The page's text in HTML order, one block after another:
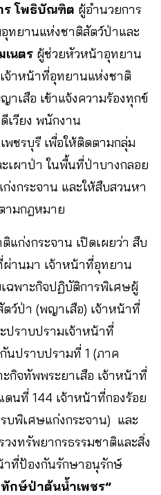
โพธิบัณฑิต ผู้อำนวยการ
ทยานแห่งชาติสัตว์ป่าและ
เนตร ผู้ช่วยหัวหน้าอุทยาน
จ้าหน้าที่อุทยานแห่งชาติ
เสือ เข้าแจ้งความร้องทุกข์
เวียง พนักงาน
พชรบุรี เพื่อให้ติดตามกลุ่ม
เผาป่า ในพื้นที่ป่าบางกลอย
งกระจาน และให้สืบสวนหา
ามกฎหมาย
ก่งกระจาน เปิดเผยว่า​ สืบ
ผ่านมา​ เจ้าหน้าที่อุทยาน
ฉพาะกิจปฏิบัติการพิเศษผู้
ว์ป่า (พญาเสือ) เจ้าหน้าที่
ปราบปราม​เจ้าหน้าที่
นปราบปรามที่ 1 (ภาค
กิจทัพพระยาเสือ​ เจ้าหน้าที่
ดนที่ 144​ เจ้าหน้าที่กองร้อย
บพิเศษแก่งกระจาน) และ
งทรัพยากรธรรมชาติและสิ่ง
ที่ป้องกันรักษาอนุรักษ์
กษ์ป่าต้นน้ำเพชร”